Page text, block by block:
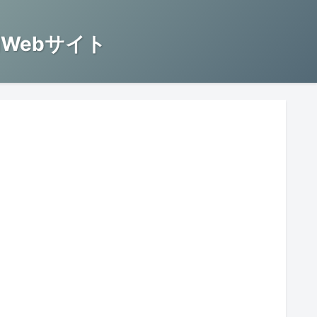
サイト